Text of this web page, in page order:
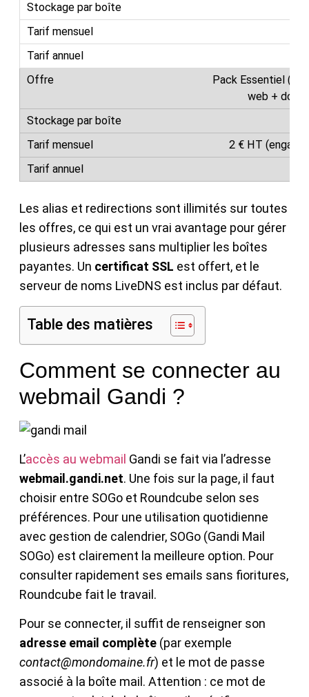
Pack Essentiel
web +
2 € HT
Les alias et redirections sont illimités sur toutes
les offres, ce qui est un vrai avantage pour gérer
plusieurs adresses sans multiplier les boîtes
payantes. Un certificat SSL est offert, et le
serveur de noms LiveDNS est inclus par défaut.
Table des matières
Comment se connecter au
webmail Gandi ?
L’accès au webmail Gandi se fait via l’adresse
webmail.gandi.net. Une fois sur la page, il faut
choisir entre SOGo et Roundcube selon ses
préférences. Pour une utilisation quotidienne
avec gestion de calendrier, SOGo (Gandi Mail
SOGo) est clairement la meilleure option. Pour
consulter rapidement ses emails sans fioritures,
Roundcube fait le travail.
Pour se connecter, il suffit de renseigner son
adresse email complète (par exemple
contact@mondomaine.fr) et le mot de passe
associé à la boîte mail. Attention : ce mot de